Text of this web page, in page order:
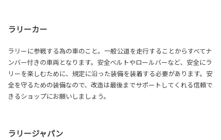
ラリーカー
ラリーに参戦する為の車のこと。一般公道を走行することからすべてナ
ンバー付きの車両となります。安全ベルトやロールバーなど、安全にラ
リーを楽しむために、規定に沿った装備を装着する必要があります。安
全を守るための装備なので、改造は最後までサポートしてくれる信頼で
きるショップにお願いしましょう。
ラリージャパン